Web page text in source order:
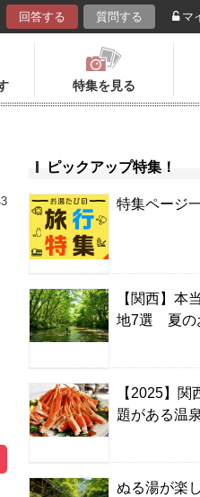
回答する 質問する マ
特集を見る
ピックアップ特集！
特集ページ
【関西】本
地7選 夏の
【2025】
題がある温
ぬる湯が楽